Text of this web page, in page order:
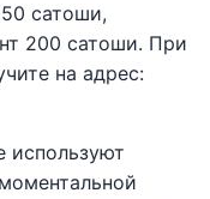
сатоши,
200 сатоши. При
на адрес:
используют